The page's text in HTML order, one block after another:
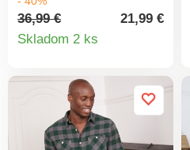
rukávmi. Z letného
elegantného materiálu.
Gombíková léga. Krátke
rukávy. Sedlo na
pleciach. Vzadu sedlo.
Mierne zaoblený spodný
36,99 €
21,99 €
Skladom 2 ks
Detail